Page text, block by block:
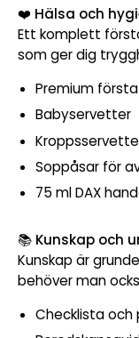
❤️ Hälsa och
Ett komplett
som ger dig
Premium
Babyservetter
Soppåsar för
75 ml DAX
📚 Kunskap och
Kunskap är
behöver man
Checklista och